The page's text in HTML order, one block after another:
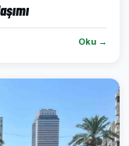
Oku →